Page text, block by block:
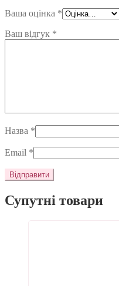
Ваша оцінка *
Ваш відгук *
Назва *
Email *
Супутні товари